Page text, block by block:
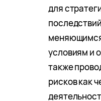
для
условиям и
также
рисков как